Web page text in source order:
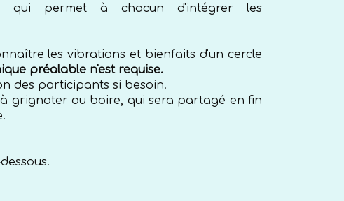
qui permet à chacun d'intégrer les
les vibrations et bienfaits d'un cercle
préalable n'est requise.
des participants si besoin.
grignoter ou boire, qui sera partagé en fin